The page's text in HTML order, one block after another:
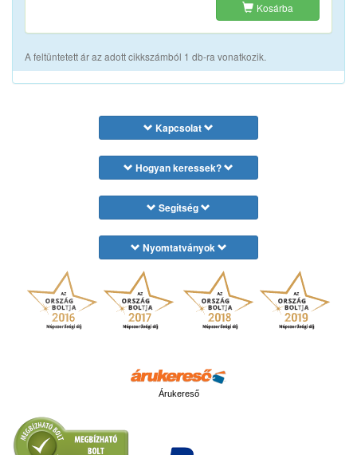
Kosárba
A feltüntetett ár az adott cikkszámból 1 db-ra vonatkozik.
Kapcsolat
Hogyan keressek?
Segítség
Nyomtatványok
Árukereső